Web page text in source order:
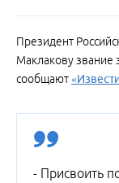
Президент
Маклакову звание
сообщают
- Присвоить